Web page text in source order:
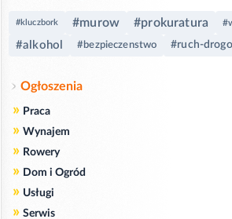
#kluczbork #murow #prokuratura
#alkohol #bezpieczenstwo #ruch-
Ogłoszenia
» Praca
» Wynajem
» Rowery
» Dom i Ogród
» Usługi
» Serwis